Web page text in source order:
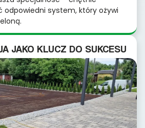
odpowiedni system, który ożywi
JAKO KLUCZ DO SUKCESU